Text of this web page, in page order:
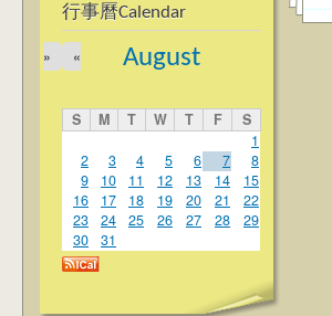
行事曆Calendar
August
«
»
S M T W T F
S
1
2
3 4 5 6 7
8
9
10 11 12 13 14
15
16
17 18 19 20 21
22
23
24 25 26 27 28
29
30
31